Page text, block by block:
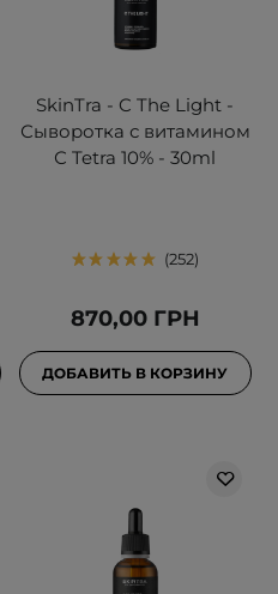
SkinTra - C The Light -
Сыворотка с витамином
С Tetra 10% - 30ml
252
870,00 ГРН
ДОБАВИТЬ В КОРЗИНУ